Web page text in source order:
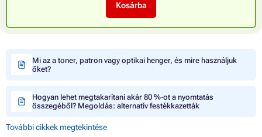
Kosárba
Mi az a toner, patron vagy optikai henger, és mire használjuk
őket?
Hogyan lehet megtakarítani akár 80 %-ot a nyomtatás
összegéből? Megoldás: alternatív festékkazetták
További cikkek megtekintése